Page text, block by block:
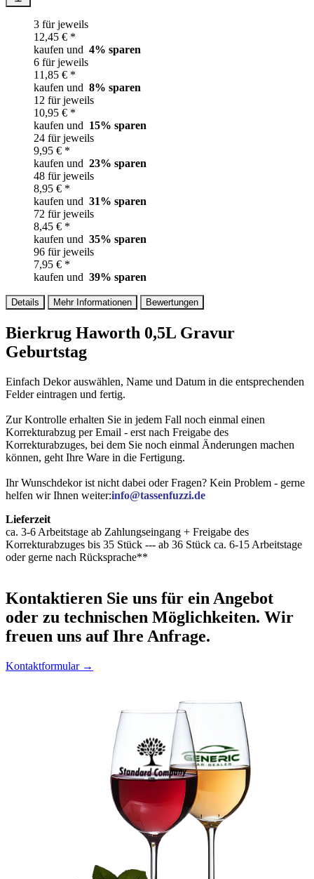
3 für jeweils
12,45 € *
kaufen und 4% sparen
6 für jeweils
11,85 € *
kaufen und 8% sparen
12 für jeweils
10,95 € *
kaufen und 15% sparen
24 für jeweils
9,95 € *
kaufen und 23% sparen
48 für jeweils
8,95 € *
kaufen und 31% sparen
72 für jeweils
8,45 € *
kaufen und 35% sparen
96 für jeweils
7,95 € *
kaufen und 39% sparen
Details Mehr Informationen Bewertungen
Bierkrug Haworth 0,5L Gravur
Geburtstag
Einfach Dekor auswählen, Name und Datum in die entsprechenden
Felder eintragen und fertig.
Zur Kontrolle erhalten Sie in jedem Fall noch einmal einen
Korrekturabzug per Email - erst nach Freigabe des
Korrekturabzuges, bei dem Sie noch einmal Änderungen machen
können, geht Ihre Ware in die Fertigung.
Ihr Wunschdekor ist nicht dabei oder Fragen? Kein Problem - gerne
helfen wir Ihnen weiter:info@tassenfuzzi.de
Lieferzeit
ca. 3-6 Arbeitstage ab Zahlungseingang + Freigabe des
Korrekturabzuges bis 35 Stück --- ab 36 Stück ca. 6-15 Arbeitstage
oder gerne nach Rücksprache**
Kontaktieren Sie uns für ein Angebot
oder zu technischen Möglichkeiten. Wir
freuen uns auf Ihre Anfrage.
Kontaktformular →